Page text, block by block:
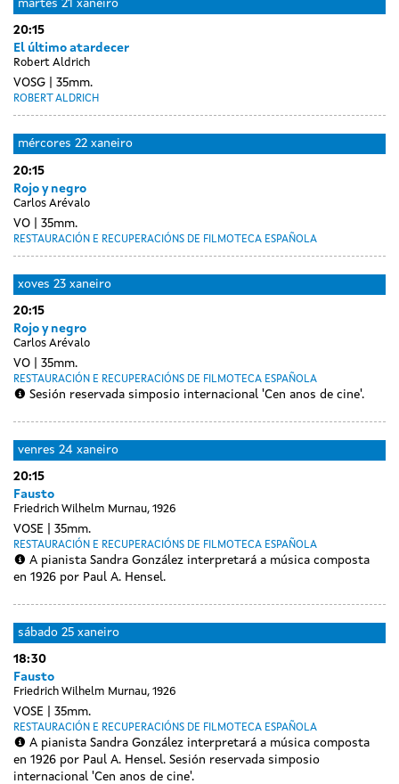
20
xaneiro
without
sessions
martes 21 xaneiro
20:15
El último atardecer
Robert Aldrich
VOSG 35mm.
ROBERT ALDRICH
mércores 22 xaneiro
20:15
Rojo y negro
Carlos Arévalo
VO 35mm.
RESTAURACIÓN E RECUPERACIÓNS DE FILMOTECA ESPAÑOLA
xoves 23 xaneiro
20:15
Rojo y negro
Carlos Arévalo
VO 35mm.
RESTAURACIÓN E RECUPERACIÓNS DE FILMOTECA ESPAÑOLA
Sesión reservada simposio internacional 'Cen anos de cine'.
venres 24 xaneiro
20:15
Fausto
Friedrich Wilhelm Murnau, 1926
VOSE 35mm.
RESTAURACIÓN E RECUPERACIÓNS DE FILMOTECA ESPAÑOLA
A pianista Sandra González interpretará a música composta
en 1926 por Paul A. Hensel.
sábado 25 xaneiro
18:30
Fausto
Friedrich Wilhelm Murnau, 1926
VOSE 35mm.
RESTAURACIÓN E RECUPERACIÓNS DE FILMOTECA ESPAÑOLA
A pianista Sandra González interpretará a música composta
en 1926 por Paul A. Hensel. Sesión reservada simposio
internacional 'Cen anos de cine'.